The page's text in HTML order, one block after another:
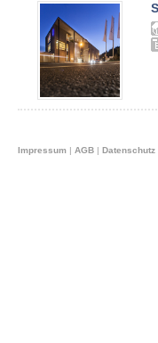
Impressum | AGB | Datenschutz